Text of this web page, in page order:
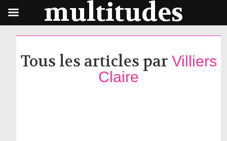
Tous les articles par Villiers
Claire
multitudes